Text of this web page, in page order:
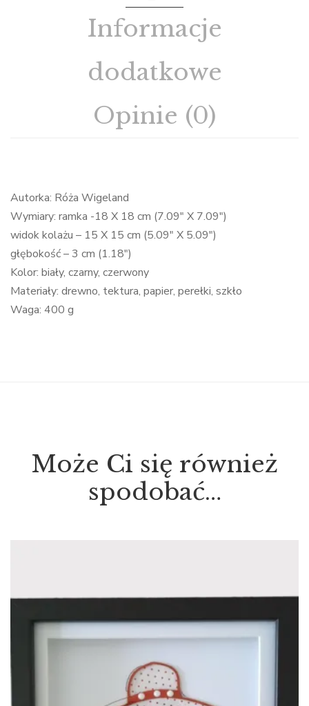
Informacje
dodatkowe
Opinie (0)
Autorka: Róża Wigeland
Wymiary: ramka -18 X 18 cm (7.09″ X 7.09″)
widok kolażu – 15 X 15 cm (5.09″ X 5.09″)
głębokość – 3 cm (1.18″)
Kolor: biały, czarny, czerwony
Materiały: drewno, tektura, papier, perełki, szkło
Waga: 400 g
Może Ci się również
spodobać…